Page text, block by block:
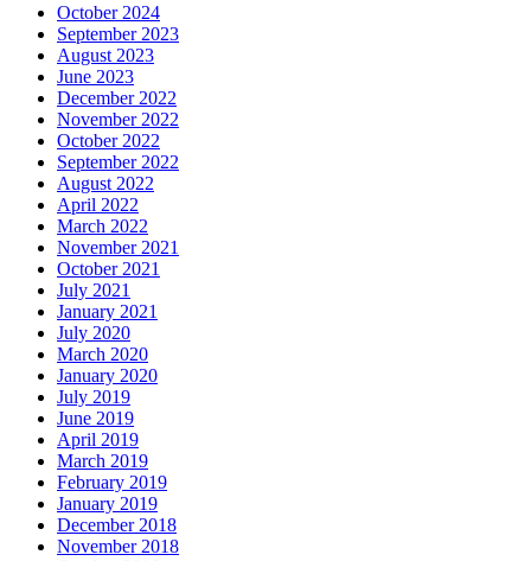
October 2024
September 2023
August 2023
June 2023
December 2022
November 2022
October 2022
September 2022
August 2022
April 2022
March 2022
November 2021
October 2021
July 2021
January 2021
July 2020
March 2020
January 2020
July 2019
June 2019
April 2019
March 2019
February 2019
January 2019
December 2018
November 2018